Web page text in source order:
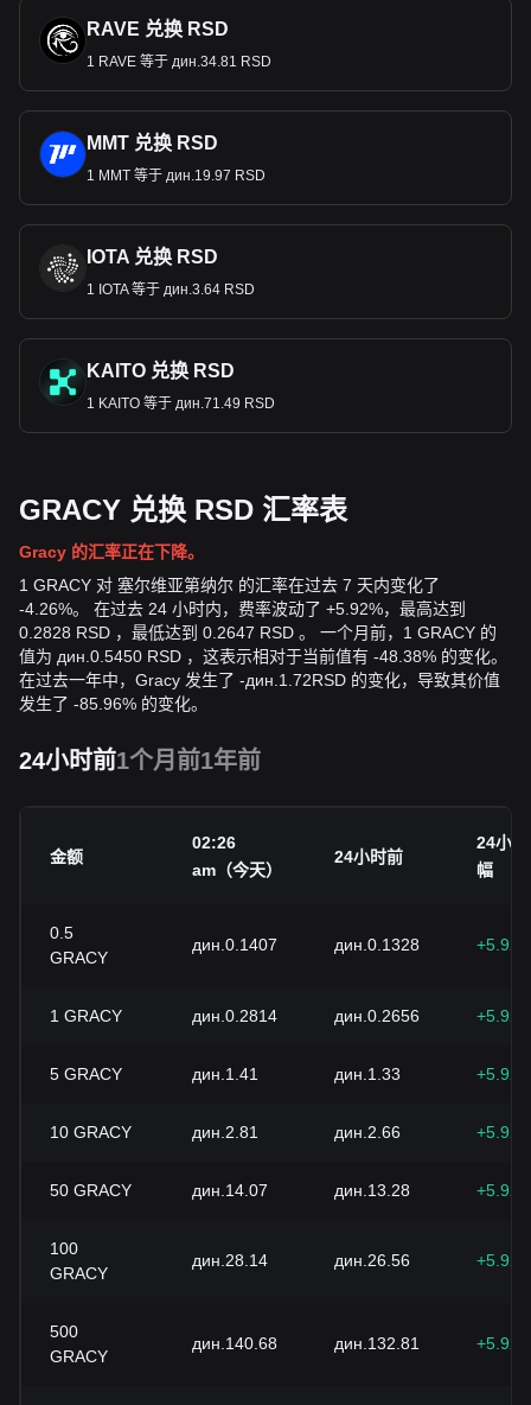
RAVE 兑换 RSD
1 RAVE 等于 дин.34.81 RSD
MMT 兑换 RSD
1 MMT 等于 дин.19.97 RSD
IOTA 兑换 RSD
1 IOTA 等于 дин.3.64 RSD
KAITO 兑换 RSD
1 KAITO 等于 дин.71.49 RSD
GRACY 兑换 RSD 汇率表
Gracy 的汇率正在下降。
1 GRACY 对 塞尔维亚第纳尔 的汇率在过去 7 天内变化了
-4.26%。 在过去 24 小时内，费率波动了 +5.92%，最高达到
0.2828 RSD ，最低达到 0.2647 RSD 。 一个月前，1 GRACY 的
值为 дин.0.5450 RSD ，这表示相对于当前值有 -48.38% 的变化。
在过去一年中，Gracy 发生了 -дин. 1.72RSD 的变化，导致其价值
发生了 -85.96% 的变化。
24小时前1个月前1年前
金额
02:26
am（今天）
24小时前
24小
幅
0.5
GRACY
дин.0.1407 дин.0.1328
1 GRACY дин.0.2814 дин.0.2656
5 GRACY дин.1.41 дин.1.33
10 GRACY дин.2.81 дин.2.66
50 GRACY дин.14.07 дин.13.28
100
GRACY
дин.28.14 дин.26.56
500
GRACY
дин.140.68 дин.132.81